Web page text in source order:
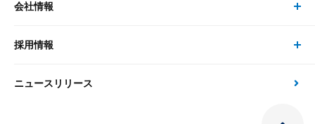
大和総研の強み
先端テクノロジーに基づく新たな価値の創出
政策分析
現在受付中のセミナー・イベント
サステナビリティの取り組み
次世代社会への貢献
会社情報
会社情報 トップ
会社概要・役員一覧
採用情報
採用情報 トップ
ニュースリリース